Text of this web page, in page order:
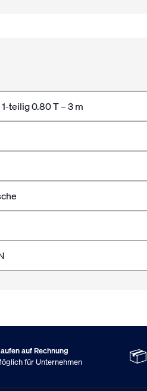
teilig 0.80 T – 3 m
auf Rechnung
für Unternehmen